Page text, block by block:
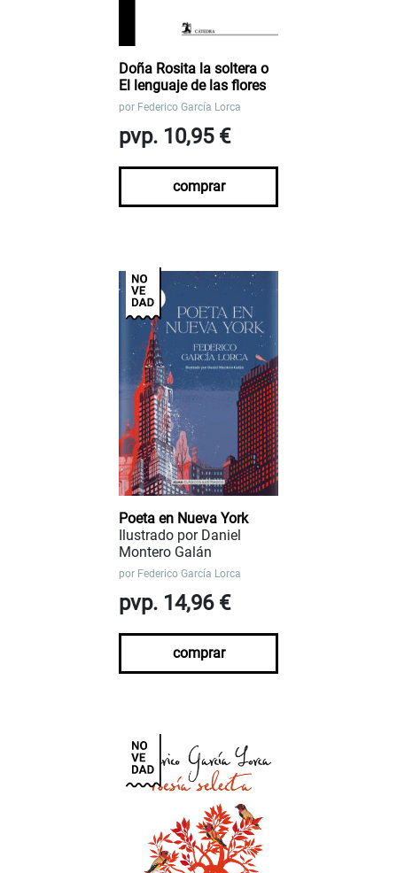
Doña Rosita la soltera o
El lenguaje de las flores
por Federico García Lorca
pvp. 10,95 €
comprar
Poeta en Nueva York
Ilustrado por Daniel
Montero Galán
por Federico García Lorca
pvp. 14,96 €
comprar